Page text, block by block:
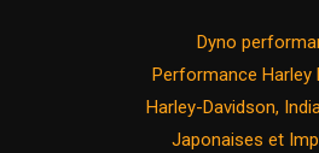
Dyno
Performance Harley
Harley-Davidson,
Japonaises et